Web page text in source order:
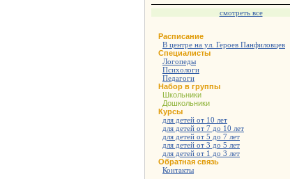
смотреть все
Расписание
В центре на ул. Героев Панфиловцев
Специалисты
Логопеды
Психологи
Педагоги
Набор в группы
Школьники
Дошкольники
Курсы
для детей от 10 лет
для детей от 7 до 10 лет
для детей от 5 до 7 лет
для детей от 3 до 5 лет
для детей от 1 до 3 лет
Обратная связь
Контакты